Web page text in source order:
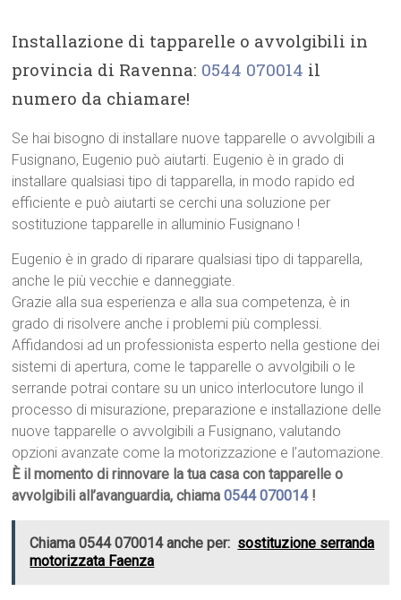
Installazione di tapparelle o avvolgibili in
provincia di Ravenna: 0544 070014 il
numero da chiamare!
Se hai bisogno di installare nuove tapparelle o avvolgibili a
Fusignano, Eugenio può aiutarti. Eugenio è in grado di
installare qualsiasi tipo di tapparella, in modo rapido ed
efficiente e può aiutarti se cerchi una soluzione per
sostituzione tapparelle in alluminio Fusignano !
Eugenio è in grado di riparare qualsiasi tipo di tapparella,
anche le più vecchie e danneggiate.
Grazie alla sua esperienza e alla sua competenza, è in
grado di risolvere anche i problemi più complessi.
Affidandosi ad un professionista esperto nella gestione dei
sistemi di apertura, come le tapparelle o avvolgibili o le
serrande potrai contare su un unico interlocutore lungo il
processo di misurazione, preparazione e installazione delle
nuove tapparelle o avvolgibili a Fusignano, valutando
opzioni avanzate come la motorizzazione e l’automazione.
È il momento di rinnovare la tua casa con tapparelle o
avvolgibili all’avanguardia, chiama0544 070014!
Chiama 0544 070014 anche per: sostituzione serranda
motorizzata Faenza